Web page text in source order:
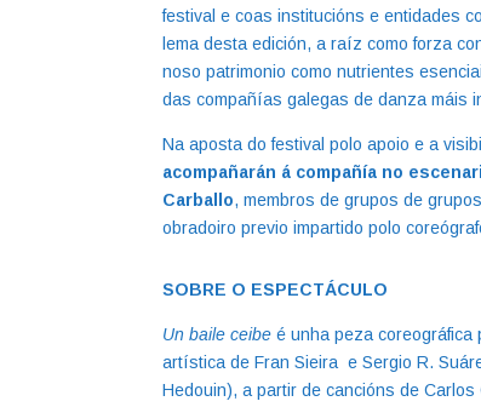
festival e coas institucións e entidades
lema desta edición, a raíz como forza
noso patrimonio como nutrientes
das compañías galegas de danza máis
Na aposta do festival polo apoio e a
acompañarán á compañía no
Carballo, membros de grupos de
obradoiro previo impartido polo
SOBRE O ESPECTÁCULO
Un baile ceibe é unha peza coreográfica
artística de Fran Sieira e Sergio R.
Hedouin), a partir de cancións de